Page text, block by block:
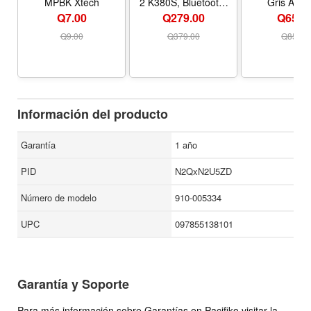
Q7.00
Q9.00
Color Blanco
Q279.00
Q379.00 Q85.00
Información del producto
Garantía
1 año
PID
N2QxN2U5ZD
Número de modelo
910-005334
UPC
097855138101
Garantía y Soporte